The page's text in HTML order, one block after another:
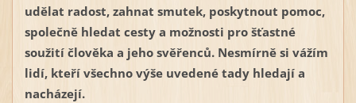
udělat radost, zahnat smutek, poskytnout pomoc,
společně hledat cesty a možnosti pro šťastné
soužití člověka a jeho svěřenců. Nesmírně si vážím
lidí, kteří všechno výše uvedené tady hledají a
nacházejí.